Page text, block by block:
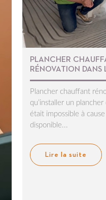
PLANCHER
RÉNOVATION DANS
Plancher chauffant
qu’installer un
était impossible à
disponible...
Lire la suite